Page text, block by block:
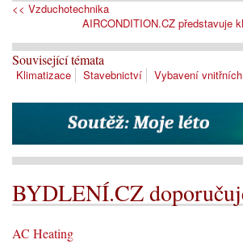
<< Vzduchotechnika
AIRCONDITION.CZ představuje
Související témata
Klimatizace Stavebnictví Vybavení
BYDLENÍ.CZ
AC Heating